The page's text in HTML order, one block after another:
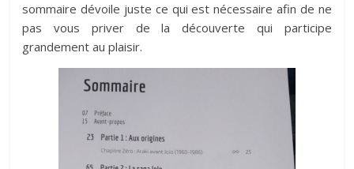
sommaire dévoile juste ce qui est nécessaire afin de ne
pas vous priver de la découverte qui participe
grandement au plaisir.